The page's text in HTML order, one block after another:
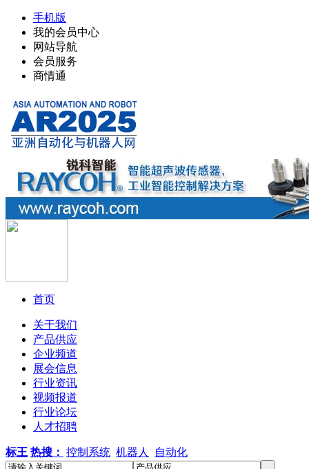
手机版
我的会员中心
网站导航
会员服务
商情通
首页
关于我们
产品供应
企业频道
展会信息
行业资讯
视频报道
行业论坛
人才招聘
标王 热搜： 控制系统 机器人 自动化